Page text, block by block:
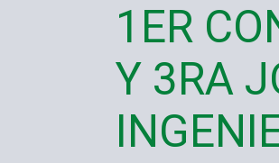
1ER
Y 3RA